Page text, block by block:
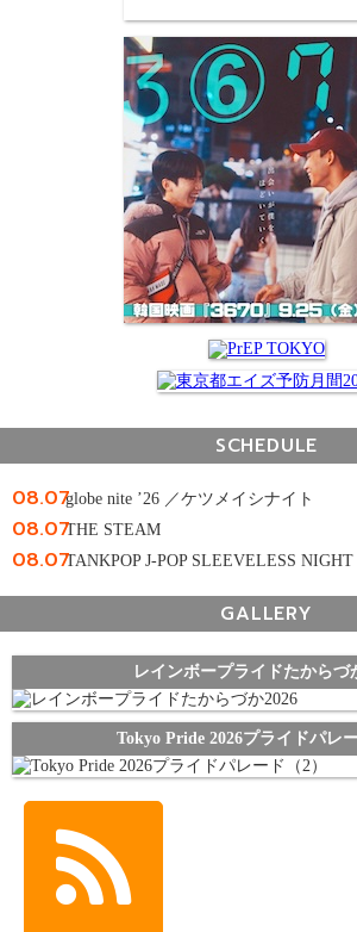
SCHEDULE
08.07globe nite ’26 ／ケツメイシナイト
08.07THE STEAM
08.07TANKPOP J-POP SLEEVELESS NIGHT
GALLERY
レインボープライドたからづ
Tokyo Pride 2026プライドパレー